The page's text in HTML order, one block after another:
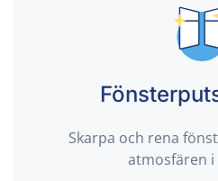
Skarpa och rena
atmosfären